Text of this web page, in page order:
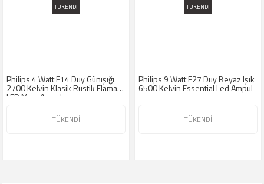
TÜKENDİ
Philips 4 Watt E14 Duy Günışığı
2700 Kelvin Klasik Rustik Flaman
LED Mum Ampul
TÜKENDİ
TÜKENDİ
Philips 9 Watt E27 Duy Beyaz Işık
6500 Kelvin Essential Led Ampul
TÜKENDİ